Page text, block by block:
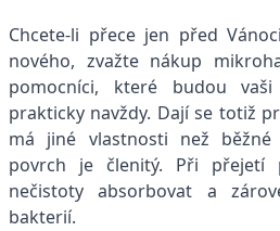
Chcete-li přece jen před
nového, zvažte nákup
pomocníci, které budou
prakticky navždy. Dají se totiž
má jiné vlastnosti než běžné
povrch je členitý. Při přejetí
nečistoty absorbovat a
bakterií.